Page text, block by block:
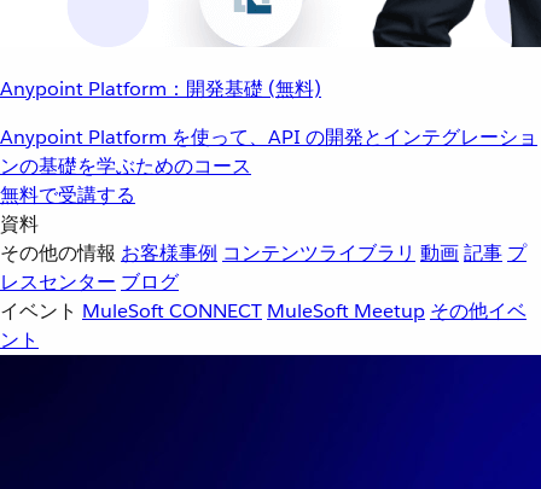
Anypoint Platform：開発基礎 (無料)
Anypoint Platform を使って、API の開発とインテグレーショ
ンの基礎を学ぶためのコース
無料で受講する
資料
その他の情報 お客様事例 コンテンツライブラリ 動画記事 プ
レスセンター ブログ
イベント MuleSoft CONNECT MuleSoft Meetup その他イベ
ント